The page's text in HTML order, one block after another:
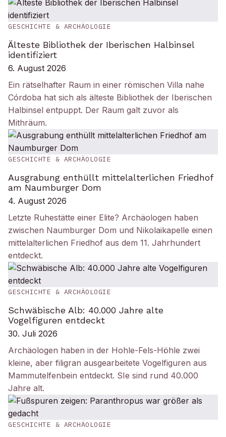
GESCHICHTE & ARCHÄOLOGIE
Älteste Bibliothek der Iberischen Halbinsel
identifiziert
6. August 2026
Ein rätselhafter Raum in einer römischen Villa nahe
Córdoba hat sich als älteste Bibliothek der Iberischen
Halbinsel entpuppt. Der Raum galt zuvor als
Mithräum.
GESCHICHTE & ARCHÄOLOGIE
Ausgrabung enthüllt mittelalterlichen Friedhof
am Naumburger Dom
4. August 2026
Letzte Ruhestätte einer Elite? Archäologen haben
zwischen Naumburger Dom und Nikolaikapelle einen
mittelalterlichen Friedhof aus dem 11. Jahrhundert
entdeckt.
GESCHICHTE & ARCHÄOLOGIE
Schwäbische Alb: 40.000 Jahre alte
Vogelfiguren entdeckt
30. Juli 2026
Archäologen haben in der Hohle-Fels-Höhle zwei
kleine, aber filigran ausgearbeitete Vogelfiguren aus
Mammutelfenbein entdeckt. SIe sind rund 40.000
Jahre alt.
GESCHICHTE & ARCHÄOLOGIE